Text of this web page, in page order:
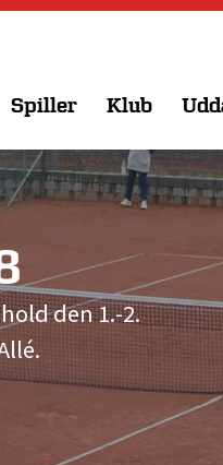
Spiller Klub
den 1.-2.